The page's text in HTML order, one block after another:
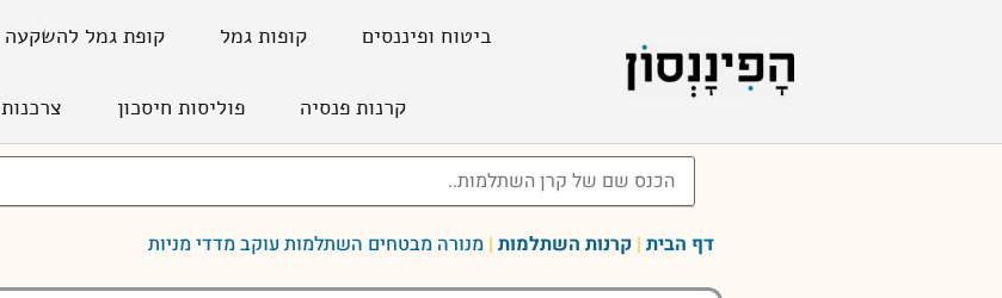
ביטוח ופיננסים קופות גמל קופת גמל להשקעה
קרנות פנסיה פוליסות חיסכון צרכנות
דף הבית | קרנות השתלמות | מנורה מבטחים השתלמות עוקב מדדי מניות